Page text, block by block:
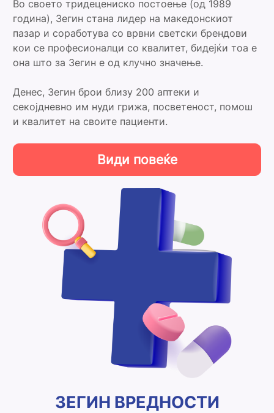
Во своето тридецениско постоење (од 1989
година), Зегин стана лидер на македонскиот
пазар и соработува со врвни светски брендови
кои се професионалци со квалитет, бидејќи тоа е
она што за Зегин е од клучно значење.
Денес, Зегин брои близу 200 аптеки и
секојдневно им нуди грижа, посветеност, помош
и квалитет на своите пациенти.
Види повеќе
ЗЕГИН ВРЕДНОСТИ